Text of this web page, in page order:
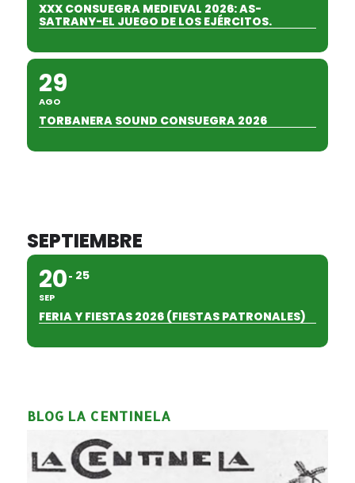
XXX CONSUEGRA MEDIEVAL 2026: AS-
SATRANY-EL JUEGO DE LOS EJÉRCITOS.
29
AGO
TORBANERA SOUND CONSUEGRA 2026
SEPTIEMBRE
20
SEP
25
FERIA Y FIESTAS 2026 (FIESTAS PATRONALES)
BLOG LA CENTINELA